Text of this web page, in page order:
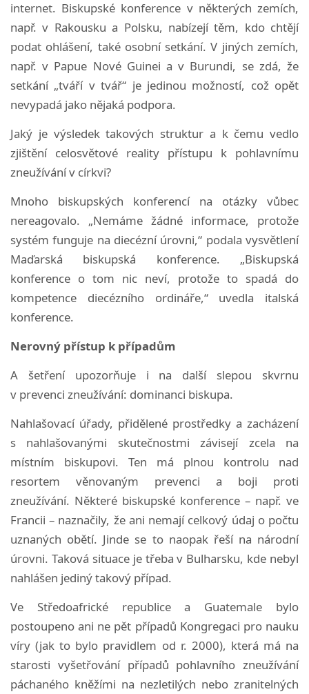
internet. Biskupské konference v některých zemích,
např. v Rakousku a Polsku, nabízejí těm, kdo chtějí
podat ohlášení, také osobní setkání.V jiných zemích,
např. v Papue Nové Guinei a v Burundi, se zdá, že
setkání „tváří v tvář“ je jedinou možností, což opět
nevypadá jako nějaká podpora.
Jaký je výsledek takových struktur a k čemu vedlo
zjištění celosvětové reality přístupu k pohlavnímu
zneužívání v církvi?
Mnoho biskupských konferencí na otázky vůbec
nereagovalo. „Nemáme žádné informace, protože
systém funguje na diecézní úrovni,“ podala vysvětlení
Maďarská biskupská konference. „Biskupská
konference o tom nic neví, protože to spadá do
kompetence diecézního ordináře,“ uvedla italská
konference.
Nerovný přístup k případům
A šetření upozorňuje i na další slepou skvrnu
v prevenci zneužívání: dominanci biskupa.
Nahlašovací úřady, přidělené prostředky a zacházení
s nahlašovanými skutečnostmi závisejí zcela na
místním biskupovi. Ten má plnou kontrolu nad
resortem věnovaným prevenci a boji proti
zneužívání. Některé biskupské konference – např. ve
Francii – naznačily, že ani nemají celkový údaj o počtu
uznaných obětí. Jinde se to naopak řeší na národní
úrovni. Taková situace je třeba v Bulharsku, kde nebyl
nahlášen jediný takový případ.
Ve Středoafrické republice a Guatemale bylo
postoupeno ani ne pět případů Kongregaci pro nauku
víry (jak to bylo pravidlem od r. 2000), která má na
starosti vyšetřování případů pohlavního zneužívání
páchaného kněžími na nezletilých nebo zranitelných